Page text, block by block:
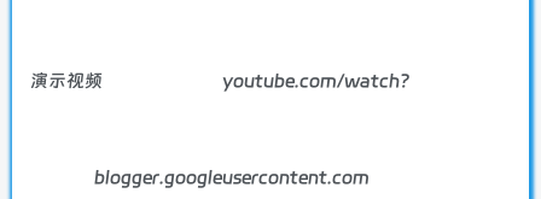
演示视频 youtube.com/watch?
blogger.googleusercontent.com